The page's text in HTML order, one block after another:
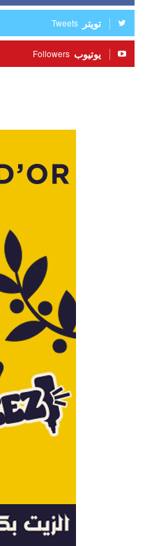
تويتر Tweets
يوتيوب Followers